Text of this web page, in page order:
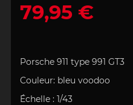
79,95 €
Porsche 911 type 991 GT3
Couleur: bleu voodoo
Échelle : 1/43